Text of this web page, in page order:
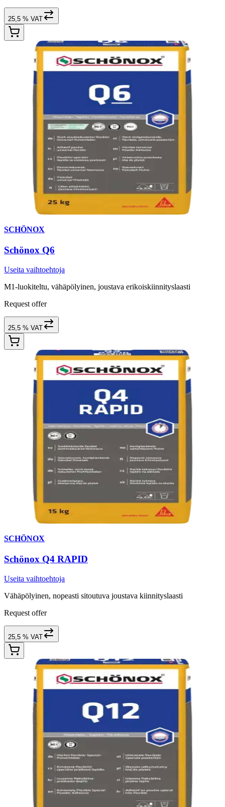
25,5 % VAT
SCHÖNOX
Schönox Q6
Useita vaihtoehtoja
M1-luokiteltu, vähäpölyinen, joustava erikoiskiinnityslaasti
Request offer
25,5 % VAT
SCHÖNOX
Schönox Q4 RAPID
Useita vaihtoehtoja
Vähäpölyinen, nopeasti sitoutuva joustava kiinnityslaasti
Request offer
25,5 % VAT